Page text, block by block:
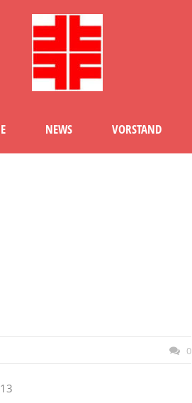
NEWS VORSTAND
0